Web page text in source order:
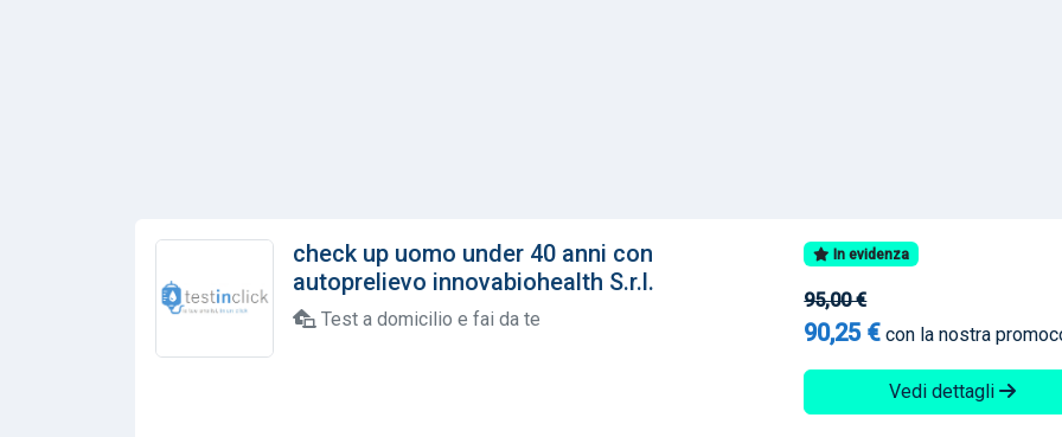
check up uomo under 40 anni con
autoprelievo innovabiohealth S.r.l.
Test a domicilio e fai da te
In evidenza
95,00 €
90,25 € con la nostra
Vedi dettagli